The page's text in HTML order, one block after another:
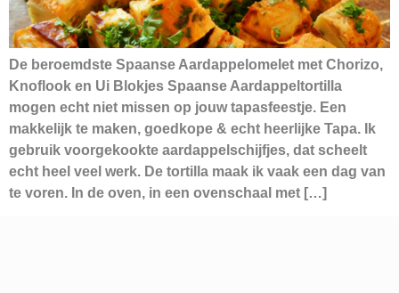
De beroemdste Spaanse Aardappelomelet met Chorizo,
Knoflook en Ui Blokjes Spaanse Aardappeltortilla
mogen echt niet missen op jouw tapasfeestje. Een
makkelijk te maken, goedkope & echt heerlijke Tapa. Ik
gebruik voorgekookte aardappelschijfjes, dat scheelt
echt heel veel werk. De tortilla maak ik vaak een dag van
te voren. In de oven, in een ovenschaal met […]